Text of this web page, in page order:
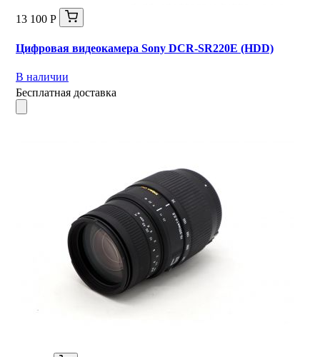
13 100 Р
Цифровая видеокамера Sony DCR-SR220E (HDD)
В наличии
Бесплатная доставка